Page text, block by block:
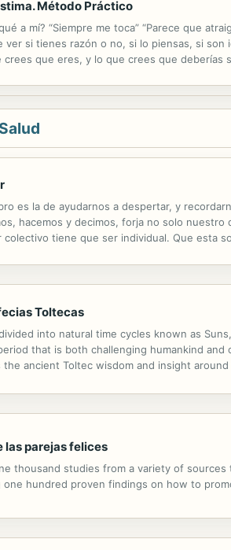
Método Práctico
a mí? “Siempre me toca” “Parece que
ver si tienes razón o no, si lo piensas, si
que eres, y lo que crees que deberías
es la de ayudarnos a despertar, y
hacemos y decimos, forja no solo
colectivo tiene que ser individual. Que esta
Toltecas
into natural time cycles known as
that is both challenging humankind
the ancient Toltec wisdom and insight
las parejas felices
thousand studies from a variety of
hundred proven findings on how to